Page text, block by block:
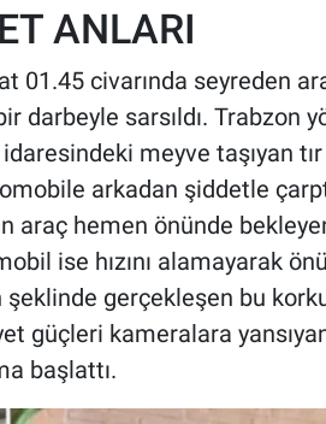
ANLARI
civarında seyreden
darbeyle sarsıldı. Trabzon
meyve taşıyan tır
arkadan şiddetle
araç hemen önünde
ise hızını alamayarak
şeklinde gerçekleşen bu
güçleri kameralara
başlattı.